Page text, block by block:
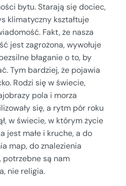
bytu. Starają się dociec,
klimatyczny kształtuje
Fakt, że nasza
jest zagrożona, wywołuje
błaganie o to, by
Tym bardziej, że pojawia
Rodzi się w świecie,
pola i morza
się, a rytm pór roku
w świecie, w którym życie
jest małe i kruche, a do
map, do znalezienia
potrzebne są nam
nie religia.